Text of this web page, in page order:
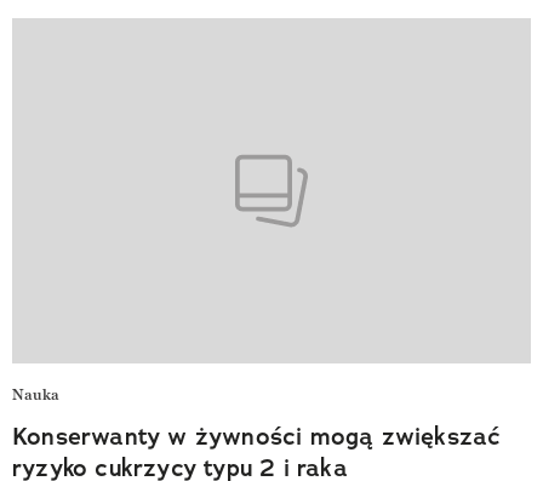
Nauka
Konserwanty w żywności mogą zwiększać
ryzyko cukrzycy typu 2 i raka